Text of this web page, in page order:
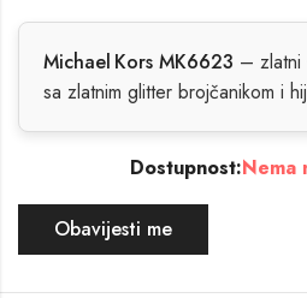
Michael Kors MK6623 – zlatni
sa zlatnim glitter brojčanikom i
Dostupnost:Nema
Obavijesti me